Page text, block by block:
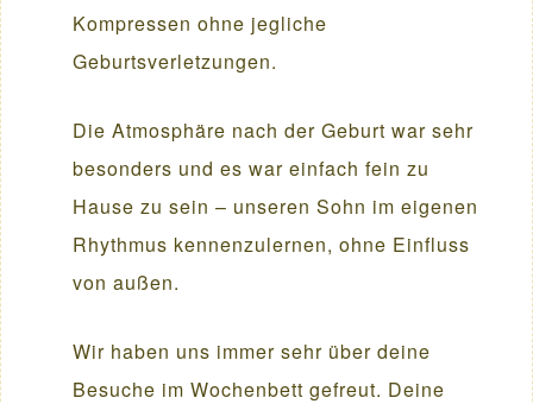
Kompressen ohne jegliche
Geburtsverletzungen.
Die Atmosphäre nach der Geburt war sehr
besonders und es war einfach fein zu
Hause zu sein – unseren Sohn im eigenen
Rhythmus kennenzulernen, ohne Einfluss
von außen.
Wir haben uns immer sehr über deine
Besuche im Wochenbett gefreut. Deine